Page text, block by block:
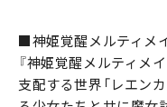
■神姫覚醒メルティメ
『神姫覚醒メルティメ
支配する世界「レエン